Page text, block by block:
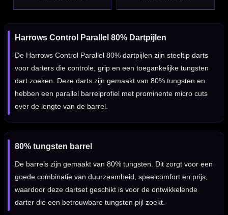
Harrows Control Parallel 80% Dartpijlen
De Harrows Control Parallel 80% dartpijlen zijn steeltip darts
voor darters die controle, grip en een toegankelijke tungsten
dart zoeken. Deze darts zijn gemaakt van 80% tungsten en
hebben een parallel barrelprofiel met prominente micro cuts
over de lengte van de barrel.
80% tungsten barrel
De barrels zijn gemaakt van 80% tungsten. Dit zorgt voor een
goede combinatie van duurzaamheid, speelcomfort en prijs,
waardoor deze dartset geschikt is voor de ontwikkelende
darter die een betrouwbare tungsten pijl zoekt.